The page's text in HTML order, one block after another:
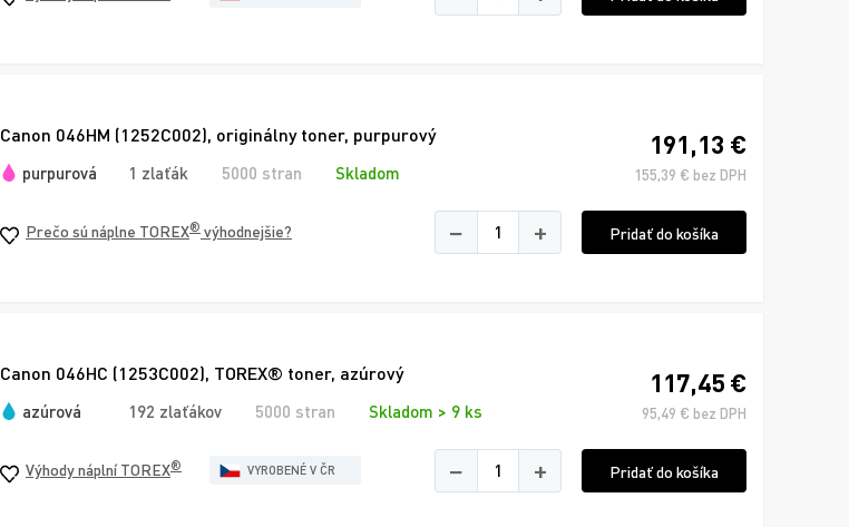
Canon 046HM (1252C002), originálny toner, purpurový
purpurová 1 zlaťák 5000 stran Skladom
191,13 €
155,39 € bez DPH
Prečo sú náplne TOREX® výhodnejšie? − + Pridať do košíka
Canon 046HC (1253C002), TOREX® toner, azúrový
azúrová 192 zlaťákov 5000 stran Skladom > 9 ks
117,45 €
95,49 € bez DPH
Výhody náplní TOREX® VYROBENÉ V ČR − + Pridať do košíka